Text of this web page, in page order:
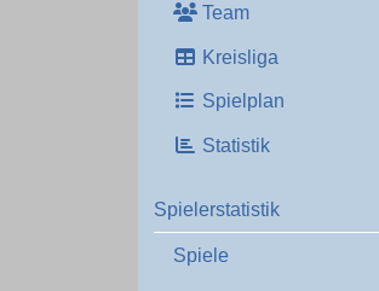
Team
Kreisliga
Spielplan
Statistik
Spielerstatistik
Spiele